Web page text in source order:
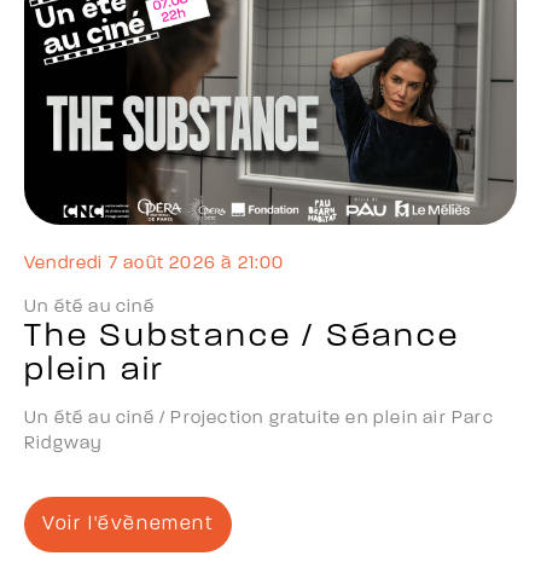
vendredi 7 août 2026 à 21:00
Un été au ciné
The Substance / Séance
plein air
Un été au ciné / Projection gratuite en plein air Parc
Ridgway
Voir l'évènement